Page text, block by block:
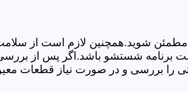
شوید.همچنین لازم است از
برنامه شستشو باشد.اگر پس از
را بررسی و در صورت نیاز قطعات